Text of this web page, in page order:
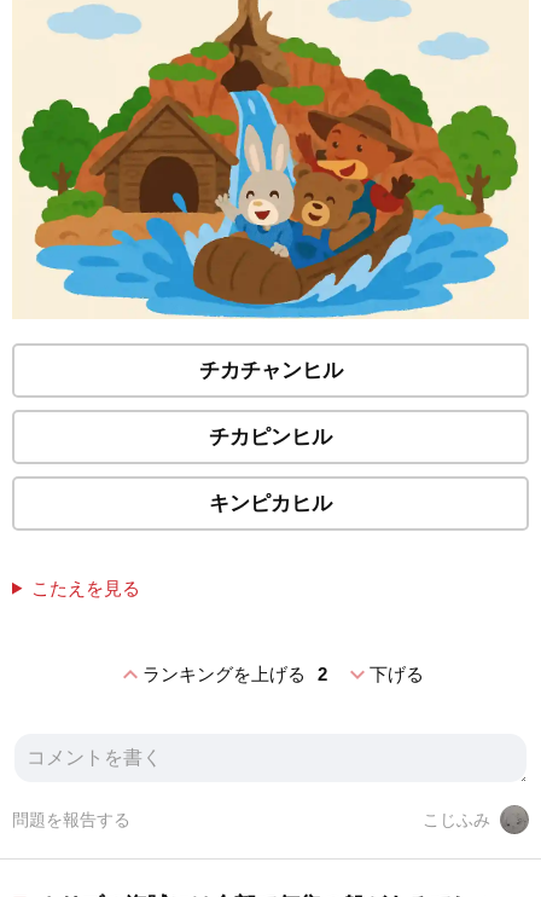
チカチャンヒル
チカピンヒル
キンピカヒル
こたえを見る
expand_lessランキングを上げる 2 expand_more下げる
こじふみ
問題を報告する